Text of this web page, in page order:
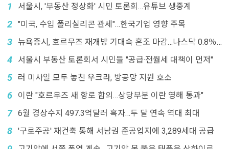
1 서울시, '부동산 정상화' 시민 토론회…유튜브 생중계
2 "미국, 수입 폴리실리콘 관세"…한국기업 영향 주목
3
뉴욕증시, 호르무즈 재개방 기대속 혼조 마감…나스닥 0.8％
4 서울시 부동산 토론회서 시민들 "공급·전월세 대책이 먼저"
5 러 미사일 모두 놓친 우크라, 방공망 지원 호소
6 이란 "호르무즈 새 항로 합의…상당부분 이란 영해 통과"
7 6월 경상수지 497.3억달러 흑자…두 달 연속 역대 최대
8 '구로주공' 재건축 통해 서남권 준공업지에 3,289세대 공급